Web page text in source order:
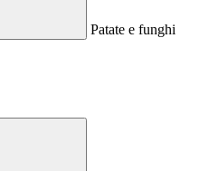
Patate e funghi